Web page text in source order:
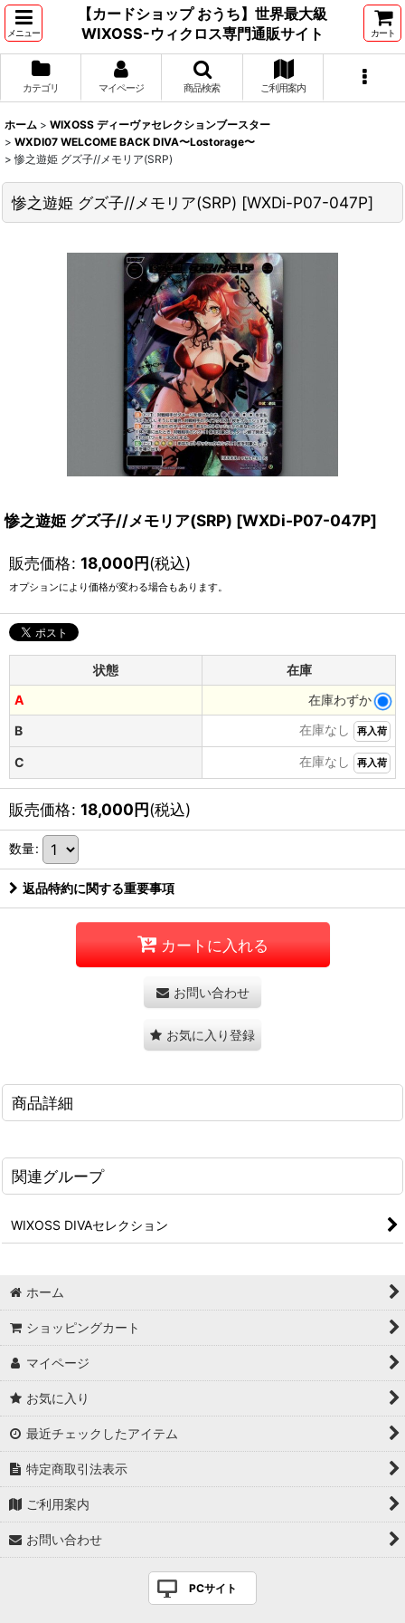
メニュー
【カードショップ おうち】世界最大級
WIXOSS-ウィクロス専門通販サイト
カート
カテゴリ マイページ 商品検索 ご利用案内
ホーム > WIXOSS ディーヴァセレクションブースター
> WXDI07 WELCOME BACK DIVA〜Lostorage〜
> 惨之遊姫 グズ子//メモリア(SRP)
惨之遊姫 グズ子//メモリア(SRP) [WXDi-P07-047P]
惨之遊姫 グズ子//メモリア(SRP) [WXDi-P07-047P]
販売価格: 18,000円(税込)
オプションにより価格が変わる場合もあります。
状態
在庫
A
在庫わずか
B
在庫なし 再入荷
C 在庫なし 再入荷
販売価格: 18,000円(税込)
数量:
返品特約に関する重要事項
カートに入れる
お問い合わせ
お気に入り登録
商品詳細
関連グループ
WIXOSS DIVAセレクション
ホーム
ショッピングカート
マイページ
お気に入り
最近チェックしたアイテム
特定商取引法表示
ご利用案内
お問い合わせ
PCサイト